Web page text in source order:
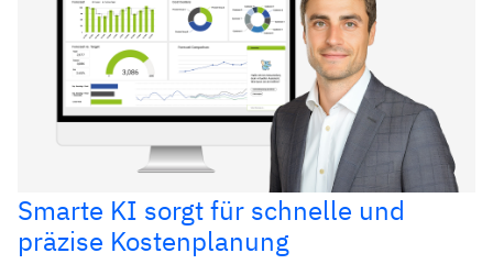
Smarte KI sorgt für schnelle und
präzise Kostenplanung